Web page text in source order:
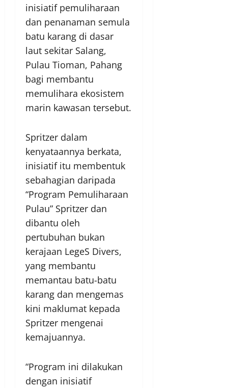
inisiatif pemuliharaan
dan penanaman semula
batu karang di dasar
laut sekitar Salang,
Pulau Tioman, Pahang
bagi membantu
memulihara ekosistem
marin kawasan tersebut.
Spritzer dalam
kenyataannya berkata,
inisiatif itu membentuk
sebahagian daripada
“Program Pemuliharaan
Pulau” Spritzer dan
dibantu oleh
pertubuhan bukan
kerajaan LegeS Divers,
yang membantu
memantau batu-batu
karang dan mengemas
kini maklumat kepada
Spritzer mengenai
kemajuannya.
“Program ini dilakukan
dengan inisiatif